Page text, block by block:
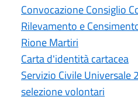
Convocazione Consiglio
Rilevamento e
Rione Martiri
Carta d'identità cartacea
Servizio Civile Universale
selezione volontari